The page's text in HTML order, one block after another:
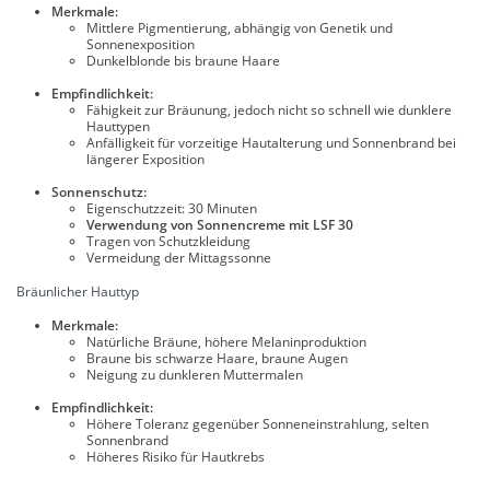
Merkmale:
Mittlere Pigmentierung, abhängig von Genetik und
Sonnenexposition
Dunkelblonde bis braune Haare
Empfindlichkeit:
Fähigkeit zur Bräunung, jedoch nicht so schnell wie dunklere
Hauttypen
Anfälligkeit für vorzeitige Hautalterung und Sonnenbrand bei
längerer Exposition
Sonnenschutz:
Eigenschutzzeit: 30 Minuten
Verwendung von Sonnencreme mit LSF 30
Tragen von Schutzkleidung
Vermeidung der Mittagssonne
Bräunlicher Hauttyp
Merkmale:
Natürliche Bräune, höhere Melaninproduktion
Braune bis schwarze Haare, braune Augen
Neigung zu dunkleren Muttermalen
Empfindlichkeit:
Höhere Toleranz gegenüber Sonneneinstrahlung, selten
Sonnenbrand
Höheres Risiko für Hautkrebs